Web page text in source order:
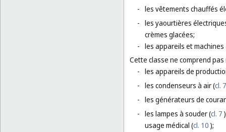
- les vêtements chauffés
- les yaourtières
crèmes glacées;
- les appareils et machines
Cette classe ne comprend
- les appareils de
- les condenseurs à air (cl. 7
- les générateurs de
- les lampes à souder (cl. 7
usage médical (cl. 10 );